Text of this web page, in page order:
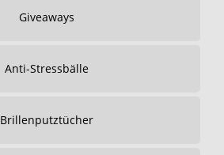
Giveaways
Anti-Stressbälle
Brillenputztücher